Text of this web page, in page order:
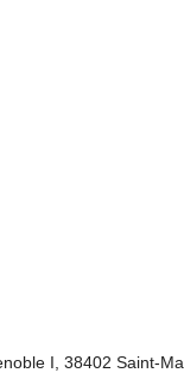
I, 38402 Saint-